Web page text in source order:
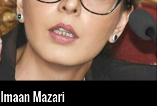
Imaan Mazari